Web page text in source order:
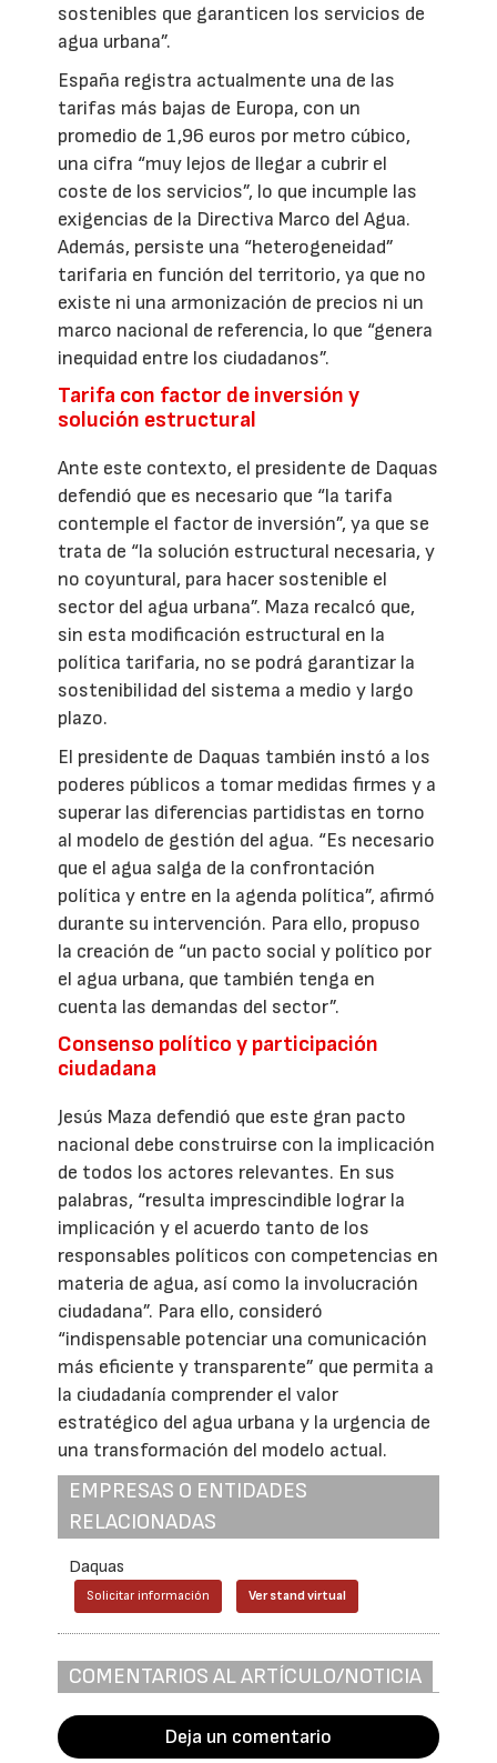
sostenibles que garanticen los servicios de
agua urbana”.
España registra actualmente una de las
tarifas más bajas de Europa, con un
promedio de 1,96 euros por metro cúbico,
una cifra “muy lejos de llegar a cubrir el
coste de los servicios”, lo que incumple las
exigencias de la Directiva Marco del Agua.
Además, persiste una “heterogeneidad”
tarifaria en función del territorio, ya que no
existe ni una armonización de precios ni un
marco nacional de referencia, lo que “genera
inequidad entre los ciudadanos”.
Tarifa con factor de inversión y
solución estructural
Ante este contexto, el presidente de Daquas
defendió que es necesario que “la tarifa
contemple el factor de inversión”, ya que se
trata de “la solución estructural necesaria, y
no coyuntural, para hacer sostenible el
sector del agua urbana”. Maza recalcó que,
sin esta modificación estructural en la
política tarifaria, no se podrá garantizar la
sostenibilidad del sistema a medio y largo
plazo.
El presidente de Daquas también instó a los
poderes públicos a tomar medidas firmes y a
superar las diferencias partidistas en torno
al modelo de gestión del agua. “Es necesario
que el agua salga de la confrontación
política y entre en la agenda política”, afirmó
durante su intervención. Para ello, propuso
la creación de “un pacto social y político por
el agua urbana, que también tenga en
cuenta las demandas del sector”.
Consenso político y participación
ciudadana
Jesús Maza defendió que este gran pacto
nacional debe construirse con la implicación
de todos los actores relevantes. En sus
palabras, “resulta imprescindible lograr la
implicación y el acuerdo tanto de los
responsables políticos con competencias en
materia de agua, así como la involucración
ciudadana”. Para ello, consideró
“indispensable potenciar una comunicación
más eficiente y transparente” que permita a
la ciudadanía comprender el valor
estratégico del agua urbana y la urgencia de
una transformación del modelo actual.
EMPRESAS O ENTIDADES
RELACIONADAS
Daquas
Solicitar información Ver stand virtual
COMENTARIOS AL ARTÍCULO/NOTICIA
Deja un comentario